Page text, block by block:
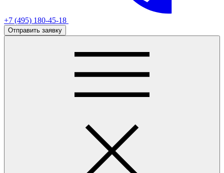
+7 (495) 180-45-18
Отправить заявку